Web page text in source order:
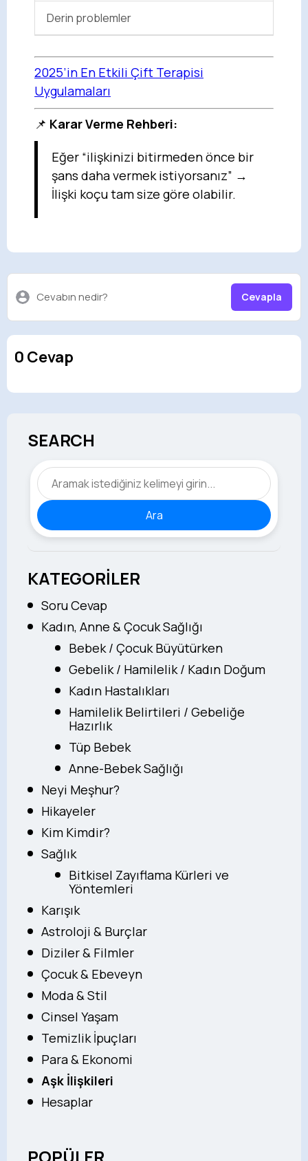
Derin problemler
2025’in En Etkili Çift Terapisi
Uygulamaları
📌 Karar Verme Rehberi:
Eğer “ilişkinizi bitirmeden önce bir
şans daha vermek istiyorsanız” →
İlişki koçu tam size göre olabilir.
Cevabın nedir? Cevapla
0 Cevap
SEARCH
Ara
KATEGORİLER
Soru Cevap
Kadın, Anne & Çocuk Sağlığı
Bebek / Çocuk Büyütürken
Gebelik / Hamilelik / Kadın Doğum
Kadın Hastalıkları
Hamilelik Belirtileri / Gebeliğe
Hazırlık
Tüp Bebek
Anne-Bebek Sağlığı
Neyi Meşhur?
Hikayeler
Kim Kimdir?
Sağlık
Bitkisel Zayıflama Kürleri ve
Yöntemleri
Karışık
Astroloji & Burçlar
Diziler & Filmler
Çocuk & Ebeveyn
Moda & Stil
Cinsel Yaşam
Temizlik İpuçları
Para & Ekonomi
Aşk İlişkileri
Hesaplar